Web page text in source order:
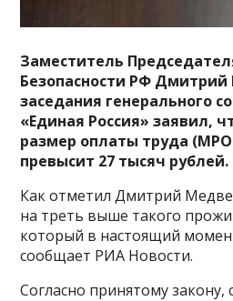
Заместитель
Безопасности РФ
заседания генерального
«Единая Россия» заявил,
размер оплаты труда
превысит 27 тысяч рублей.
Как отметил Дмитрий
на треть выше такого
который в настоящий
сообщает РИА Новости.
Согласно принятому